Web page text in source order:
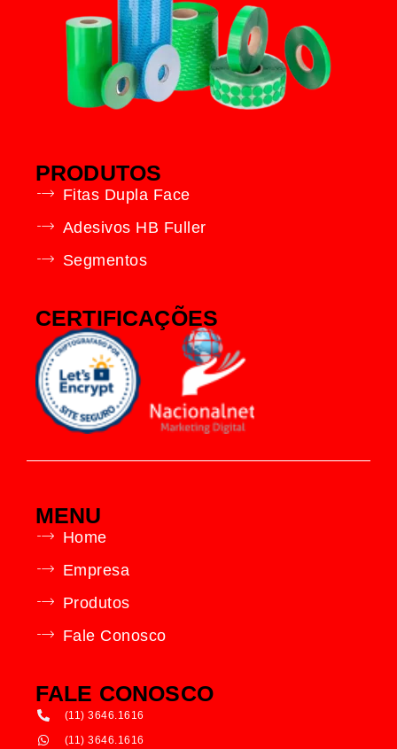
PRODUTOS
Fitas Dupla Face
Adesivos HB Fuller
Segmentos
CERTIFICAÇÕES
MENU
Home
Empresa
Produtos
Fale Conosco
FALE CONOSCO
(11) 3646.1616
(11) 3646.1616